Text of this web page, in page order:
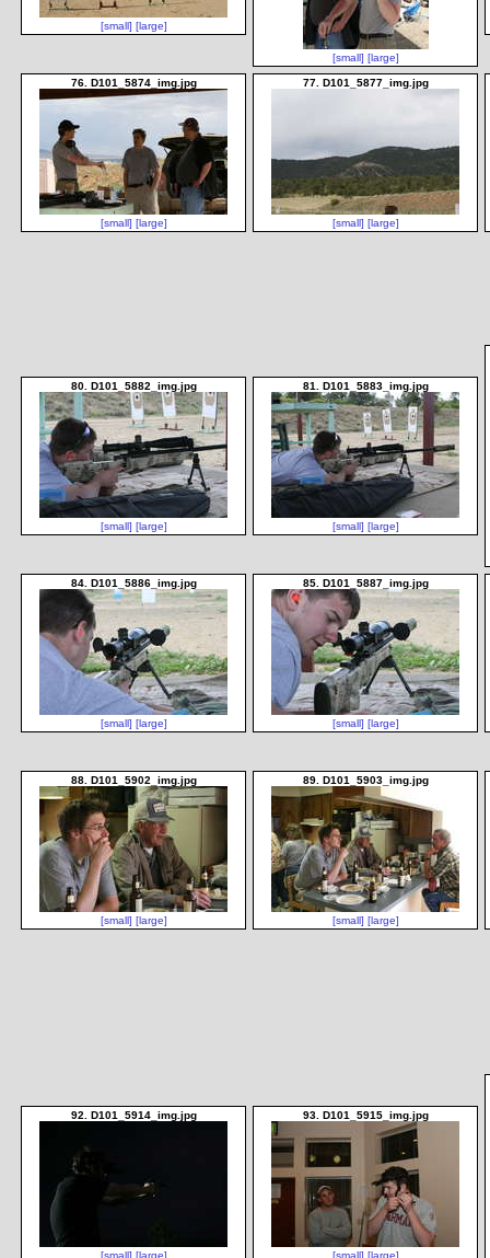
[small] [large]
[small] [large]
76. D101_5874_img.jpg
[small] [large]
77. D101_5877_img.jpg
[small] [large]
80. D101_5882_img.jpg
[small] [large]
81. D101_5883_img.jpg
[small] [large]
84. D101_5886_img.jpg
[small] [large]
85. D101_5887_img.jpg
[small] [large]
88. D101_5902_img.jpg
[small] [large]
89. D101_5903_img.jpg
[small] [large]
92. D101_5914_img.jpg
[small] [large]
93. D101_5915_img.jpg
[small] [large]